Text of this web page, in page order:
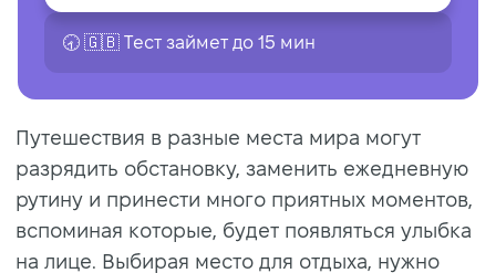
🕣 🇬🇧 Tест займет до 15 мин
Путешествия в разные места мира могут
разрядить обстановку, заменить ежедневную
рутину и принести много приятных моментов,
вспоминая которые, будет появляться улыбка
на лице. Выбирая место для отдыха, нужно